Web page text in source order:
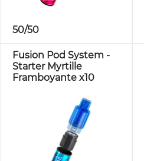
50/50
Fusion Pod System -
Starter Myrtille
Framboyante x10